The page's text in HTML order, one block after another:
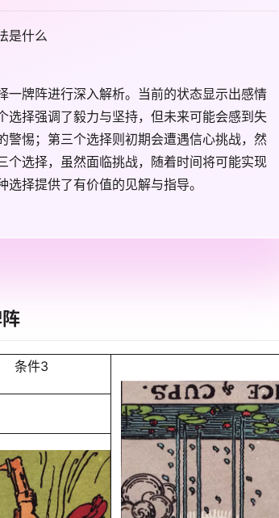
是什么
一牌阵进行深入解析。当前的状态显示出感情
选择强调了毅力与坚持，但未来可能会感到失
警惕；第三个选择则初期会遭遇信心挑战，然
个选择，虽然面临挑战，随着时间将可能实现
择提供了有价值的见解与指导。
条件3